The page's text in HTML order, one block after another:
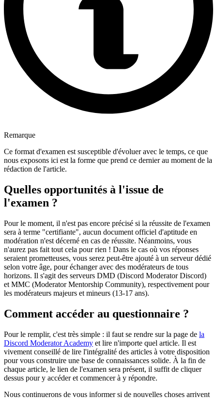
Remarque
Ce format d'examen est susceptible d'évoluer avec le temps, ce que
nous exposons ici est la forme que prend ce dernier au moment de la
rédaction de l'article.
Quelles opportunités à l'issue de
l'examen ?
Pour le moment, il n'est pas encore précisé si la réussite de l'examen
sera à terme "certifiante", aucun document officiel d'aptitude en
modération n'est décerné en cas de réussite. Néanmoins, vous
n'aurez pas fait tout cela pour rien ! Dans le cas où vos réponses
seraient prometteuses, vous serez peut-être ajouté à un serveur dédié
selon votre âge, pour échanger avec des modérateurs de tous
horizons. Il s'agit des serveurs DMD (Discord Moderator Discord)
et MMC (Moderator Mentorship Community), respectivement pour
les modérateurs majeurs et mineurs (13-17 ans).
Comment accéder au questionnaire ?
Pour le remplir, c'est très simple : il faut se rendre sur la page de la
Discord Moderator Academy et lire n'importe quel article. Il est
vivement conseillé de lire l'intégralité des articles à votre disposition
pour vous construire une base de connaissances solide. À la fin de
chaque article, le lien de l'examen sera présent, il suffit de cliquer
dessus pour y accéder et commencer à y répondre.
Nous continuerons de vous informer si de nouvelles choses arrivent